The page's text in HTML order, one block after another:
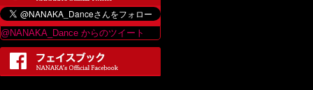
@NANAKA_Dance からのツイート